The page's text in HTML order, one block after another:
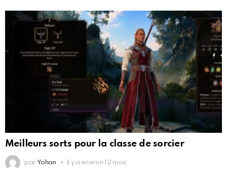
Meilleurs sorts pour la classe de sorcier
par Yohan il y a environ 12 mois